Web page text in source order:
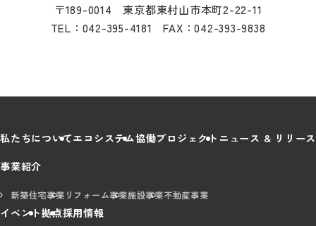
〒189-0014 東京都東村山市本町2-22-11
TEL：042-395-4181 FAX：042-393-9838
私たちについてエコシステム協働プロジェクト ニュース & リリース
事業紹介
新築住宅事業 リフォーム事業施設事業不動産事業
イベント拠点採用情報